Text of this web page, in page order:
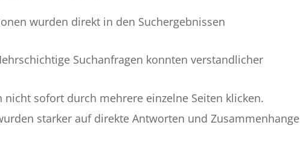
wurden direkt in den Suchergebnissen
Suchanfragen konnten verstandlicher
nicht sofort durch mehrere einzelne Seiten klicken.
starker auf direkte Antworten und Zusammenhange